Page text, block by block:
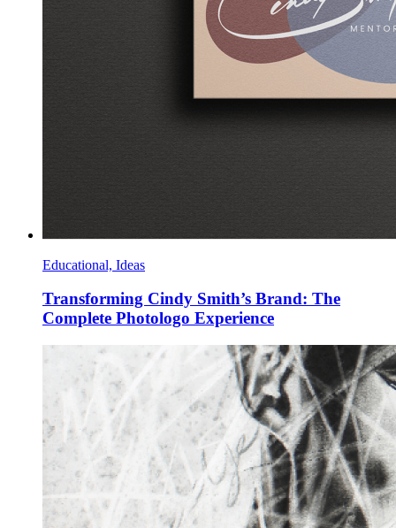
Educational, Ideas
Transforming Cindy Smith’s Brand: The
Complete Photologo Experience